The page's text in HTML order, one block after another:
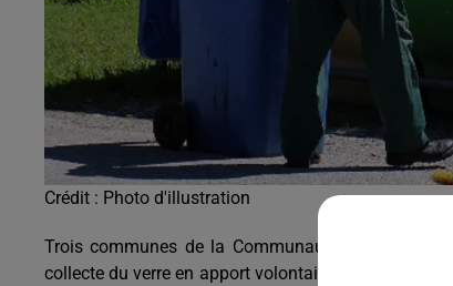
Crédit : Photo d'illustration
Trois communes de la Communauté
collecte du verre en apport volontaire. La méthode